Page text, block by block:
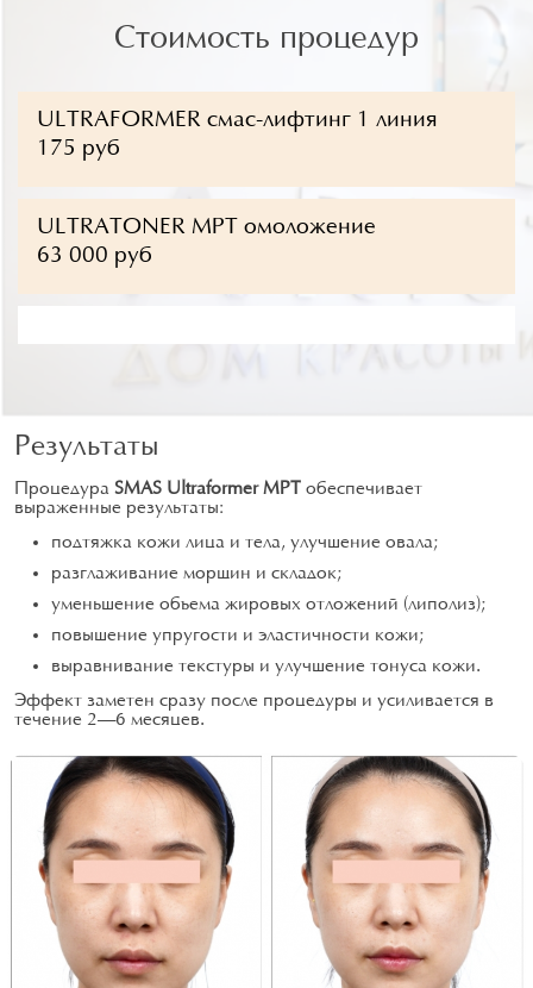
Стоимость процедур
ULTRAFORMER смас-лифтинг 1 линия
175 руб
ULTRATONER MPT омоложение
63 000 руб
Результаты
Процедура SMAS Ultraformer MPT обеспечивает
выраженные результаты:
подтяжка кожи лица и тела, улучшение овала;
разглаживание морщин и складок;
уменьшение объема жировых отложений (липолиз);
повышение упругости и эластичности кожи;
выравнивание текстуры и улучшение тонуса кожи.
Эффект заметен сразу после процедуры и усиливается в
течение 2–6 месяцев.